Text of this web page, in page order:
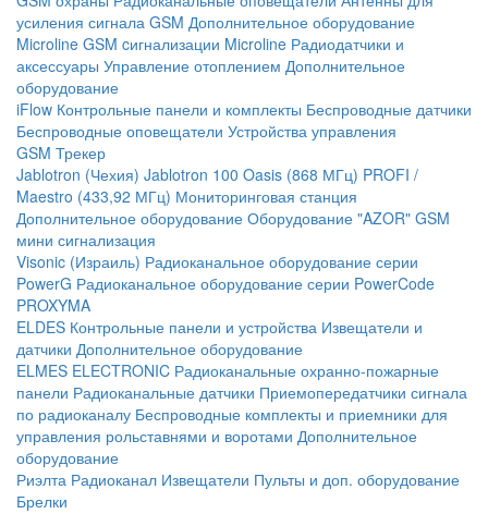
усиления сигнала GSM Дополнительное оборудование
Microline GSM cигнализации Microline Радиодатчики и
аксессуары Управление отоплением Дополнительное
оборудование
iFlow Контрольные панели и комплекты Беспроводные датчики
Беспроводные оповещатели Устройства управления
GSM Трекер
Jablotron (Чехия) Jablotron 100 Oasis (868 МГц) PROFI /
Maestro (433,92 МГц) Мониторинговая станция
Дополнительное оборудование Оборудование "AZOR" GSM
мини сигнализация
Visonic (Израиль) Радиоканальное оборудование серии
PowerG Радиоканальное оборудование серии PowerCode
PROXYMA
ELDES Контрольные панели и устройства Извещатели и
датчики Дополнительное оборудование
ELMES ELECTRONIC Радиоканальные охранно-пожарные
панели Радиоканальные датчики Приемопередатчики сигнала
по радиоканалу Беспроводные комплекты и приемники для
управления рольставнями и воротами Дополнительное
оборудование
Риэлта Радиоканал Извещатели Пульты и доп. оборудование
Брелки